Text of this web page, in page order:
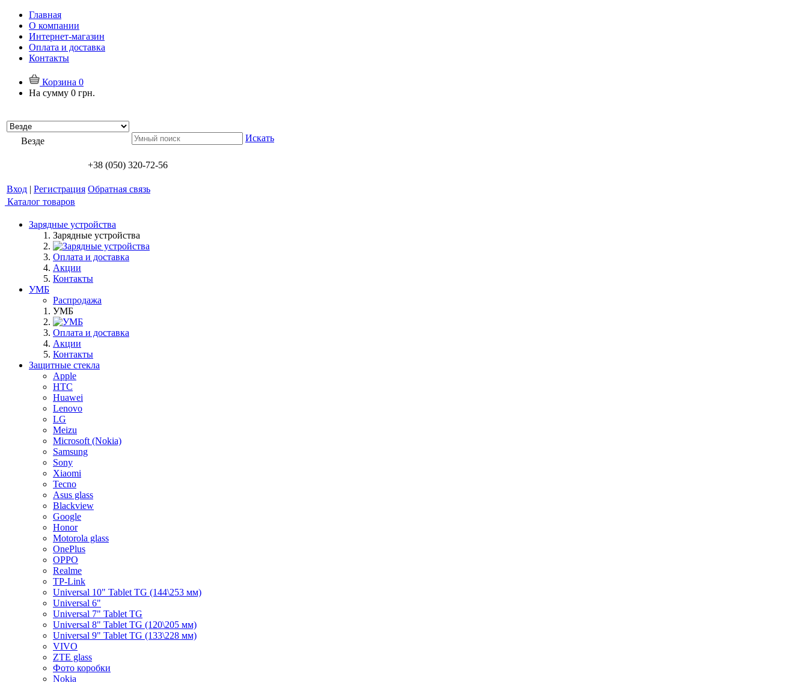
Главная
О компании
Интернет-магазин
Оплата и доставка
Контакты
Корзина 0
На сумму 0 грн.
Везде Искать
+38 (050) 320-72-56
Вход | Регистрация Обратная связь
Каталог товаров
Зарядные устройства
Зарядные устройства
Оплата и доставка
Акции
Контакты
УМБ
Распродажа
УМБ
Оплата и доставка
Акции
Контакты
Защитные стекла
Apple
HTC
Huawei
Lenovo
LG
Meizu
Microsoft (Nokia)
Samsung
Sony
Xiaomi
Tecno
Asus glass
Blackview
Google
Honor
Motorola glass
OnePlus
OPPO
Realme
TP-Link
Universal 10" Tablet TG (144\253 мм)
Universal 6"
Universal 7" Tablet TG
Universal 8" Tablet TG (120\205 мм)
Universal 9" Tablet TG (133\228 мм)
VIVO
ZTE glass
Фото коробки
Nokia